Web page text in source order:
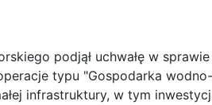
podjął uchwałę w
typu "Gospodarka
infrastruktury, w tym